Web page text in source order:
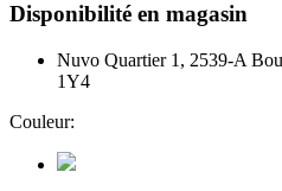
Disponibilité en magasin
Nuvo Quartier 1, 2539-A
1Y4
Couleur: